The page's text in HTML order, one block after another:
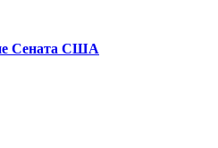
Сената США